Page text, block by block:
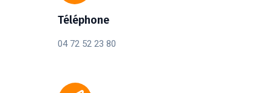
Téléphone
04 72 52 23 80